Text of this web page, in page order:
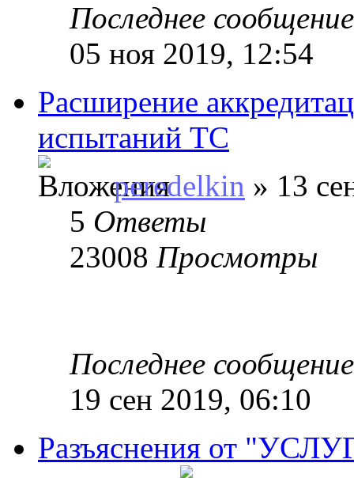
Последнее
05 ноя 2019, 12:54
Расширение
испытаний ТС
peredelkin » 13
5 Ответы
23008 Просмотры
Последнее
19 сен 2019, 06:10
Разъяснения от